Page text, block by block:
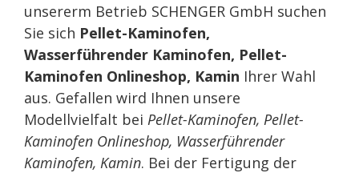
unsererm Betrieb SCHENGER GmbH suchen
Sie sich Pellet-Kaminofen,
Wasserführender Kaminofen, Pellet-
Kaminofen Onlineshop, Kamin Ihrer Wahl
aus. Gefallen wird Ihnen unsere
Modellvielfalt bei Pellet-Kaminofen, Pellet-
Kaminofen Onlineshop, Wasserführender
Kaminofen, Kamin. Bei der Fertigung der